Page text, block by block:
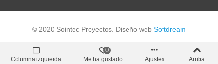
© 2020 Sointec Proyectos. Diseño web Softdream
Columna izquierda Me ha gustado
0
Ajustes Arriba